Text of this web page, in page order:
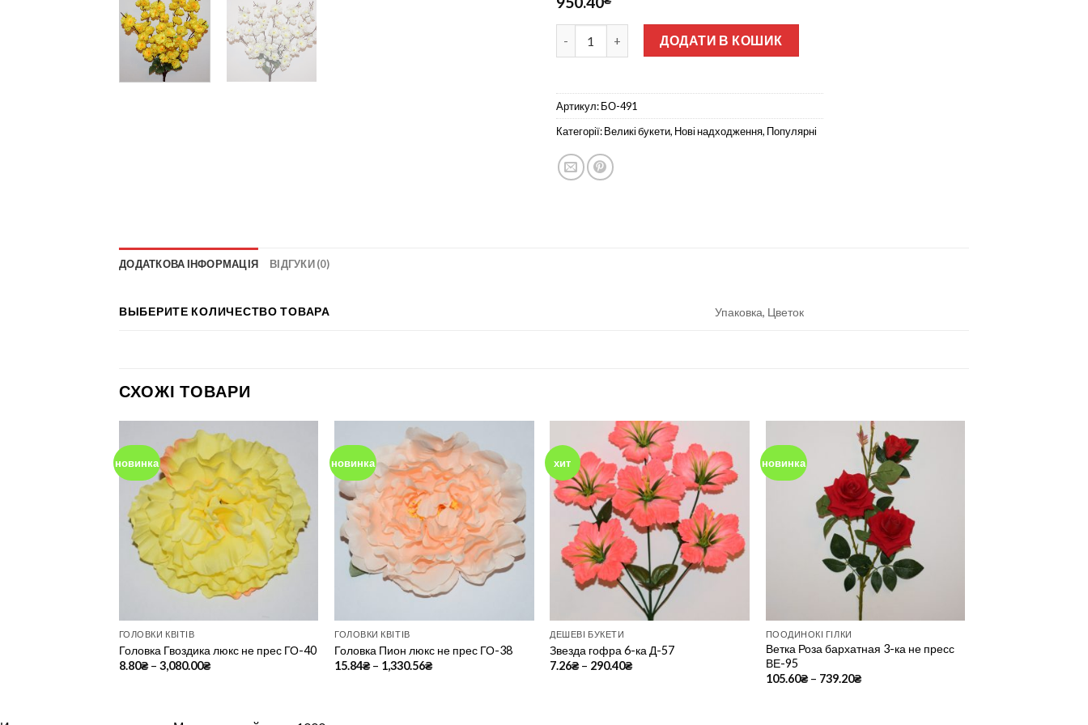
Сакура 7 веток атласная не прес БО-491 кількість
ДОДАТИ В КОШИК
Артикул:БО-491
Категорії:Великі букети, Нові надходження, Популярні
ДОДАТКОВА ІНФОРМАЦІЯ ВІДГУКИ (0)
ВЫБЕРИТЕ КОЛИЧЕСТВО ТОВАРА Упаковка, Цветок
СХОЖІ ТОВАРИ
новинка
Add to
Wishlist
ГОЛОВКИ КВІТІВ
Головка Гвоздика люкс не прес ГО-40
8.80₴– 3,080.00₴
новинка
Add to
Wishlist
ГОЛОВКИ КВІТІВ
Головка Пион люкс не прес ГО-38
15.84₴ – 1,330.56₴
хит
Add to
Wishlist
ДЕШЕВІ БУКЕТИ
Звезда гофра 6-ка Д-57
7.26₴ – 290.40₴
новинка
ПООДИНОКІ ГІЛКИ
Ветка Роза бархатная 3-ка не пресс
ВЕ-95
105.60₴– 739.20₴